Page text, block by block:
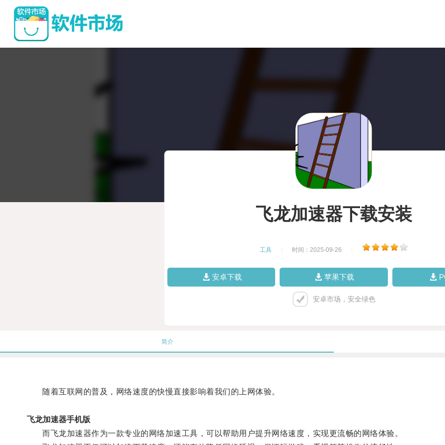
飞龙加速器下载安装
工具 时间：2025-09-26
安卓下载 苹果下载
安卓市场，安全绿色
简介
随着互联网的普及，网络速度的快慢直接影响着我们的上网体验。
飞龙加速器手机版
而飞龙加速器作为一款专业的网络加速工具，可以帮助用户提升网络速度，实现更流畅的网络体验。